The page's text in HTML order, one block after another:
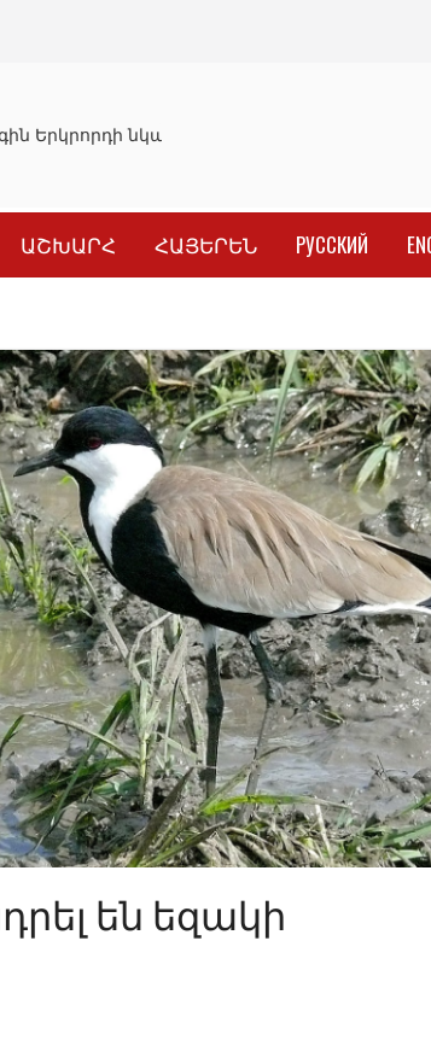
Երկրորդի նկատմամբ սահմանափակման
ԱՇԽԱՐՀ ՀԱՅԵՐԵՆ РУССКИЙ
են եզակի